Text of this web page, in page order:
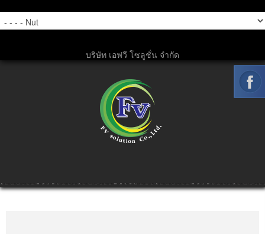
บริษัท เอฟวี โซลูชั่น จำกัด